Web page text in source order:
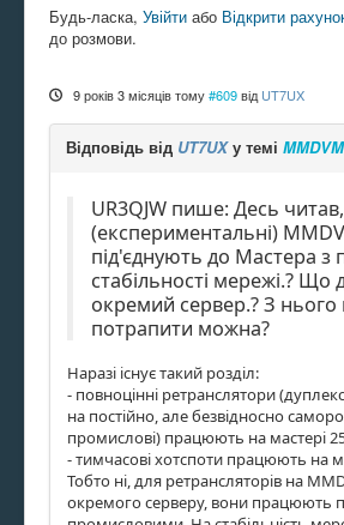
Будь-ласка, Увійти або Відкрити
до розмови.
9 років 3 місяців тому #609 від UT7UX
Відповідь від UT7UXу темі
UR3QJW пише: Десь
(експериментальні)
під'єднують до Мастера з
стабільності мережі.? Що
окремий сервер.? З нього
потрапити можна?
Наразі існує такий розділ:
- повноцінні ретранслятори
на постійно, але безвідносно
промислові) працюють на мастері
- тимчасові хотспоти працюють на
Тобто ні, для ретрансляторів на
окремого серверу, вони працюють